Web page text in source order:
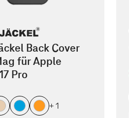
Back Cover
für Apple
Pro
+ 1